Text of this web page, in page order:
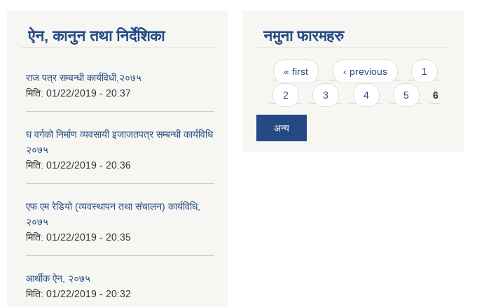
ऐन, कानुन तथा निर्देशिका
राज पत्र सम्वन्धी कार्यविधी,२०७५
मिति: 01/22/2019 - 20:37
घ वर्गको निर्माण व्यवसायी इजाजतपत्र सम्बन्धी कार्यविधि
२०७५
मिति: 01/22/2019 - 20:36
एफ एम रेडियो (व्यवस्थापन तथा संचालन) कार्यविधि,
२०७५
मिति: 01/22/2019 - 20:35
आर्थीक ऐन, २०७५
मिति: 01/22/2019 - 20:32
नमुना फारमहरु
Pages
« first ‹ previous 1
2 3 4 5 6
अन्य